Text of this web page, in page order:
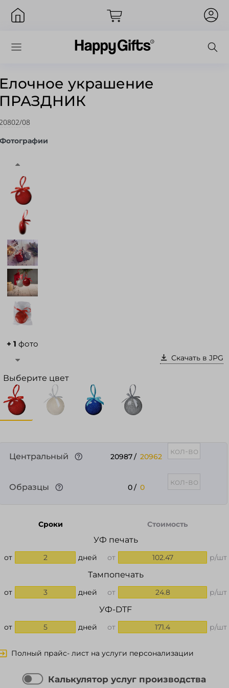
украшение
08
Фотографии
+ 1 фото
Скачать в JPG
Выберите цвет
Центральный
Образцы
20987/ 20962
0/ 0
Сроки Стоимость
УФ печать
от 2 дней от 102.47 р/шт
Тампопечать
от 3 дней от 24.8 р/шт
УФ-DTF
от 5 дней от 171.4 р/шт
Полный прайс- лист на услуги персонализации
Калькулятор услуг производства
Запомнить меня